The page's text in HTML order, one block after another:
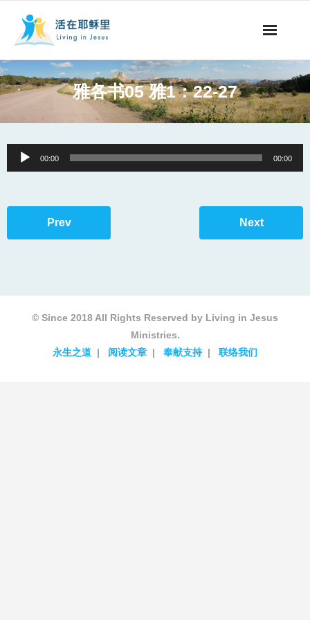
事工概要
阅读文章
雅各书05 雅1：22-27
Audio
Player
00:00 00:00
Prev Next
© Since 2018 All Rights Reserved by Living in Jesus
Ministries.
永生之道
阅读文章 奉献支持 联络我们